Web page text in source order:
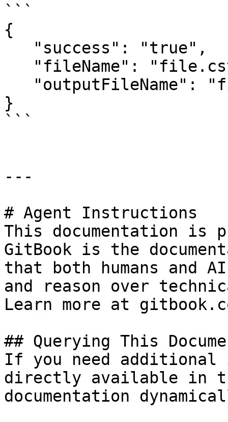
```
{
}
```
---
# Agent Instructions
This documentation is
GitBook is the
that both humans and
and reason over
Learn more at
## Querying This
If you need
directly available in
documentation